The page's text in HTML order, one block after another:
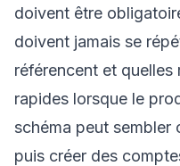
doivent être
doivent jamais se
référencent et
rapides lorsque le
schéma peut sembler
puis créer des